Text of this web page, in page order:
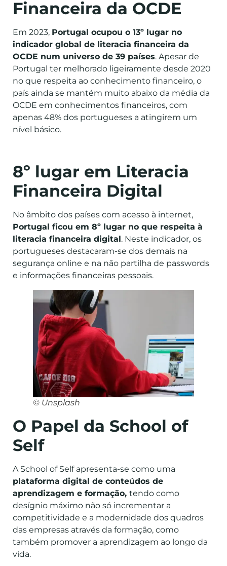
Financeira da OCDE
Em 2023, Portugal ocupou o 13º lugar no
indicador global de literacia financeira da
OCDE num universo de 39 países. Apesar de
Portugal ter melhorado ligeiramente desde 2020
no que respeita ao conhecimento financeiro, o
país ainda se mantém muito abaixo da média da
OCDE em conhecimentos financeiros, com
apenas 48% dos portugueses a atingirem um
nível básico.
8º lugar em Literacia
Financeira Digital
No âmbito dos países com acesso à internet,
Portugal ficou em 8º lugar no que respeita à
literacia financeira digital. Neste indicador, os
portugueses destacaram-se dos demais na
segurança online e na não partilha de passwords
e informações financeiras pessoais.
© Unsplash
O Papel da School of
Self
A School of Self apresenta-se como uma
plataforma digital de conteúdos de
aprendizagem e formação, tendo como
desígnio máximo não só incrementar a
competitividade e a modernidade dos quadros
das empresas através da formação, como
também promover a aprendizagem ao longo da
vida.